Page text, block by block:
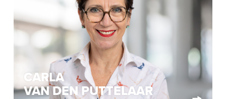
CARLA
VAN DEN PUTTELAAR